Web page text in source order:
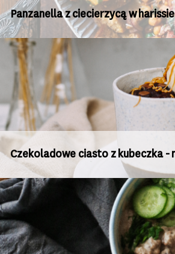
Panzanella z ciecierzycą w harissie
Czekoladowe ciasto z kubeczka -